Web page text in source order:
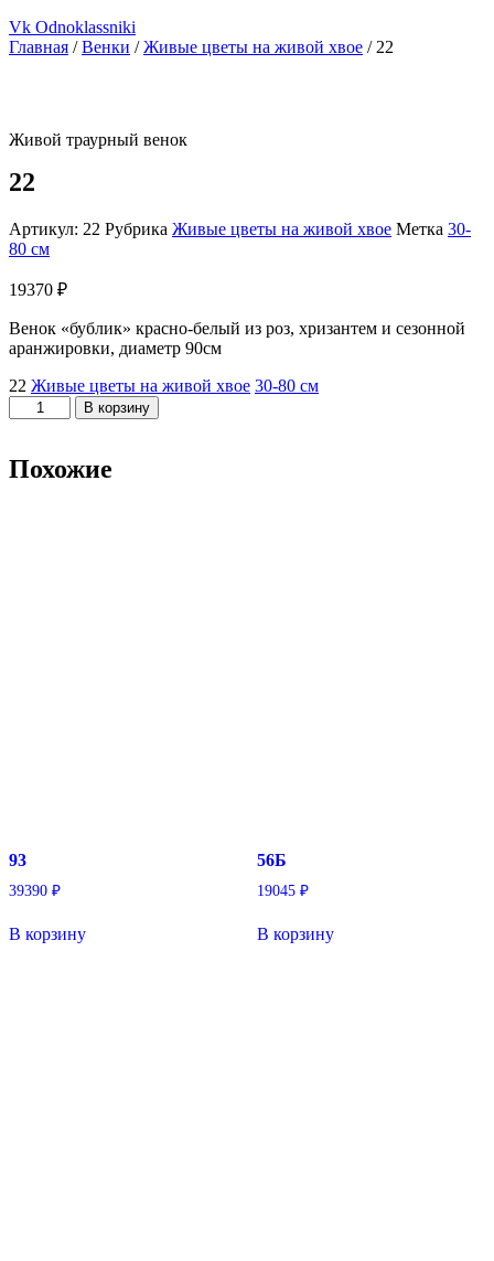
Vk Odnoklassniki
Главная /Венки /Живые цветы на живой хвое / 22
Живой траурный венок
22
Артикул: 22 Рубрика Живые цветы на живой хвое Метка 30-
80 см
19370 ₽
Венок «бублик» красно-белый из роз, хризантем и сезонной
аранжировки, диаметр 90см
22 Живые цветы на живой хвое 30-80 см
Количество
товара
В корзину
Похожие
93
39390 ₽
В корзину
56Б
19045 ₽
В корзину